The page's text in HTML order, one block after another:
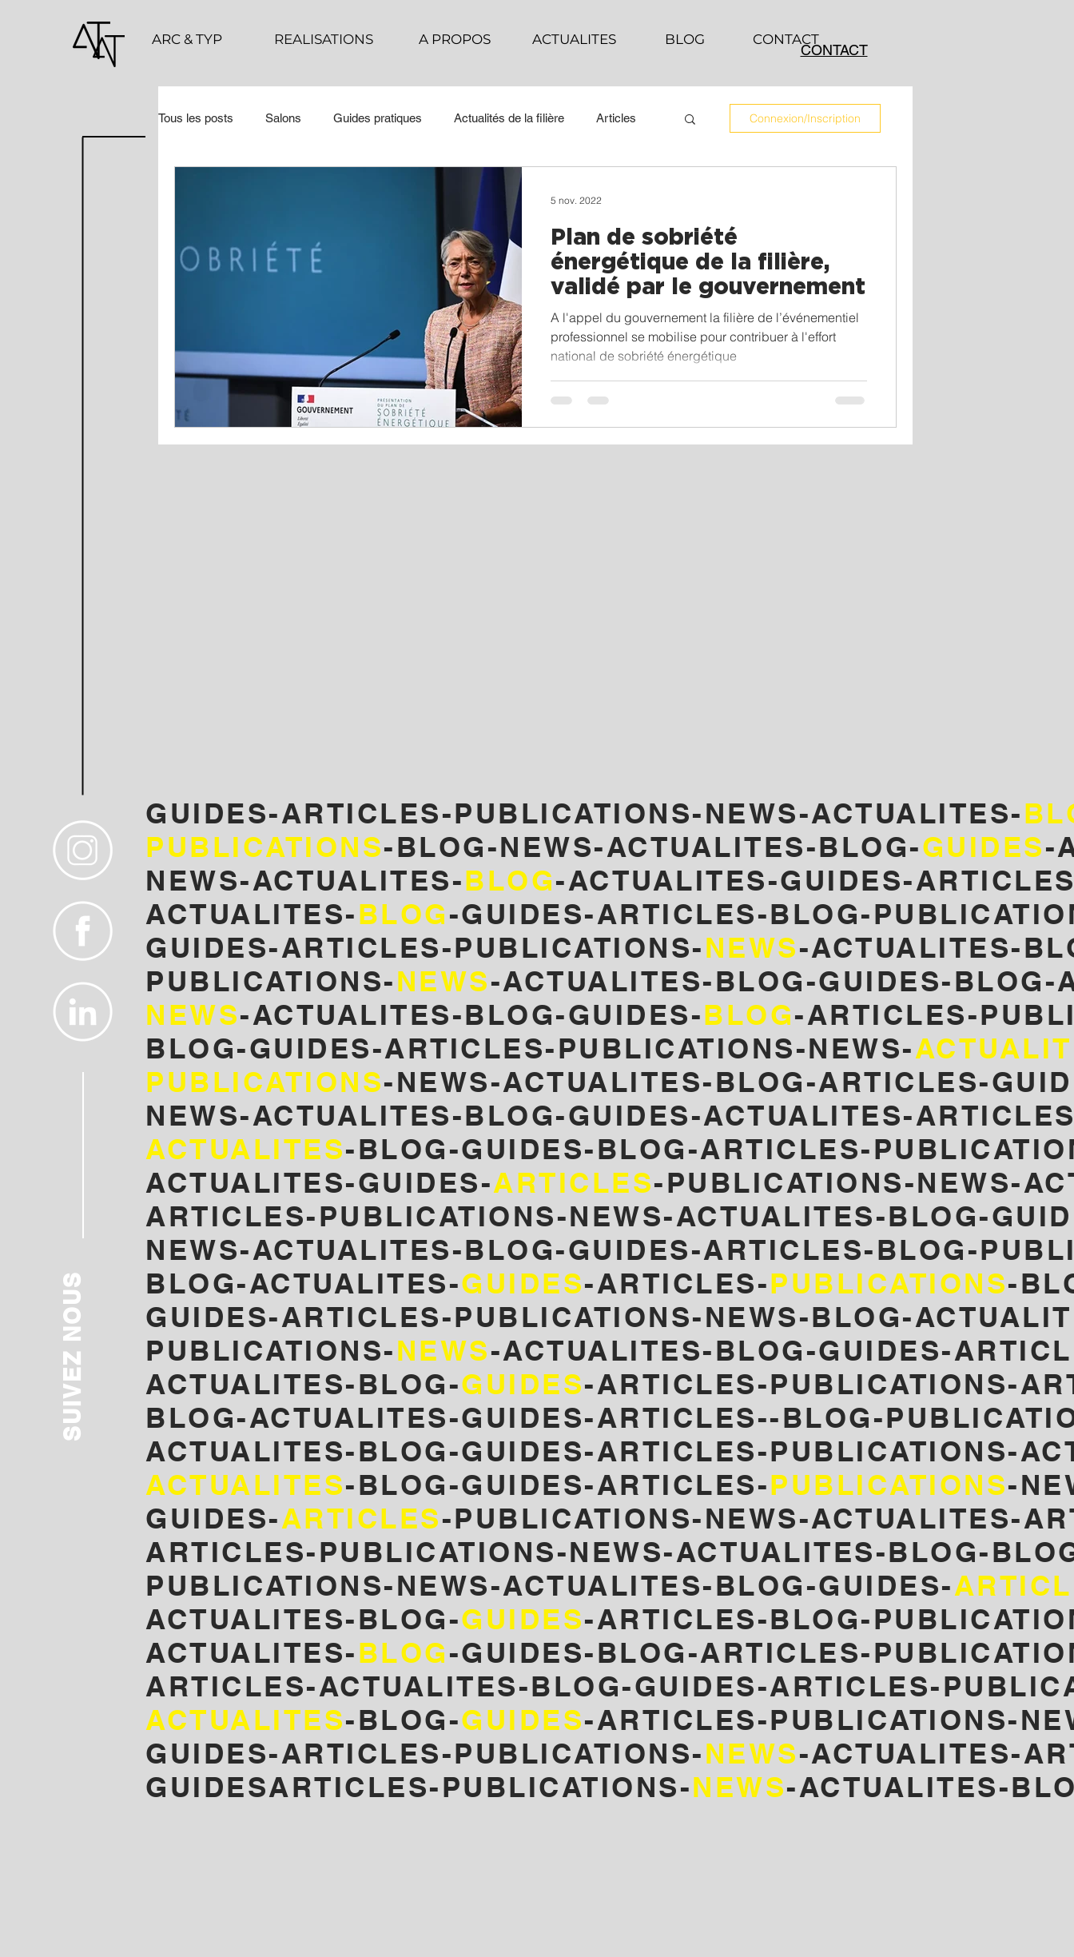
CONTACT
ARC & TYP REALISATIONS A PROPOS ACTUALITES BLOG CONTACT
GUIDES-ARTICLES-PUBLICATIONS-NEWS-ACTUALITES-
PUBLICATIONS-BLOG-NEWS-ACTUALITES-BLOG-GUIDES-
NEWS-ACTUALITES-BLOG-ACTUALITES-GUIDES-
ACTUALITES-BLOG-GUIDES-ARTICLES-BLOG-
GUIDES-ARTICLES-PUBLICATIONS-NEWS-ACTUALITES-
PUBLICATIONS-NEWS-ACTUALITES-BLOG-GUIDES-BLOG-
NEWS-ACTUALITES-BLOG-GUIDES-BLOG-ARTICLES-
BLOG-GUIDES-ARTICLES-PUBLICATIONS-NEWS-
PUBLICATIONS-NEWS-ACTUALITES-BLOG-ARTICLES-
NEWS-ACTUALITES-BLOG-GUIDES-ACTUALITES-
ACTUALITES-BLOG-GUIDES-BLOG-ARTICLES-
ACTUALITES-GUIDES-ARTICLES-PUBLICATIONS-NEWS-
ARTICLES-PUBLICATIONS-NEWS-ACTUALITES-BLOG-
NEWS-ACTUALITES-BLOG-GUIDES-ARTICLES-BLOG-
BLOG-ACTUALITES-GUIDES-ARTICLES-PUBLICATIONS-
GUIDES-ARTICLES-PUBLICATIONS-NEWS-BLOG-
PUBLICATIONS-NEWS-ACTUALITES-BLOG-GUIDES-
ACTUALITES-BLOG-GUIDES-ARTICLES-PUBLICATIONS-
BLOG-ACTUALITES-GUIDES-ARTICLES--BLOG-
ACTUALITES-BLOG-GUIDES-ARTICLES-PUBLICATIONS-
ACTUALITES-BLOG-GUIDES-ARTICLES-PUBLICATIONS-
GUIDES-ARTICLES-PUBLICATIONS-NEWS-ACTUALITES-
ARTICLES-PUBLICATIONS-NEWS-ACTUALITES-BLOG-
PUBLICATIONS-NEWS-ACTUALITES-BLOG-GUIDES-
ACTUALITES-BLOG-GUIDES-ARTICLES-BLOG-
ACTUALITES-BLOG-GUIDES-BLOG-ARTICLES-
ARTICLES-ACTUALITES-BLOG-GUIDES-ARTICLES-
ACTUALITES-BLOG-GUIDES-ARTICLES-PUBLICATIONS-
GUIDES-ARTICLES-PUBLICATIONS-NEWS-ACTUALITES-
GUIDESARTICLES-PUBLICATIONS-NEWS-ACTUALITES-
SUIVEZ NOUS
Tous les posts Salons Guides pratiques Actualités de la filière Articles Connexion/Inscription
Plan de sobriété
énergétique de la filière,
validé par le gouvernement
A l'appel du gouvernement la filière de l’événementiel
professionnel se mobilise pour contribuer à l'effort
national de sobriété énergétique
5 nov. 2022